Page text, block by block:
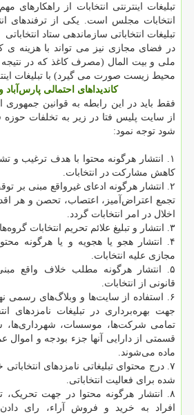
تبلیغات اینترنتی انتخابات از راهکارهای
انتخابات مجلس است. یکی از ترفندهای
تبلیغات انتخاباتی سازماندهی ستاد
در فضای مجازی نیز می تواند با هزینه ی
ملی و بیت المال (مصرف کاغذ که در
محیط زیست صورت می گیرد) با تبلیغات
کاندیداهای احتمالی پارس‌آباد
فقط باید در این رابطه به قوانین جمهوری
از سایت پلیس فتا در زیر به تخلفات
شود توجه نمود:
۱. انتشار هرگونه محتوا با هدف ترغیب و
کاهش مشارکت در انتخابات.
۲. انتشار هرگونه ادعای غیرواقع مبنی بر
تجمع اعتراض‌آمیز‌، اعتصاب‌، تحصن و هر
اخلال در امر انتخابات گردد.
۳. انتشار و تبلیغ علائم تحریم انتخابات گروه‌های ضد‌انقلاب و معاند.
۴. انتشار هجو یا هجویه و یا هرگونه
مجازی علیه انتخابات.
۵. انتشار هرگونه مطلب خلاف واقع
قانونی از انتخابات.
۶. استفاده از سایت‌ها و وبلاگ‌های رسمی
جهت بهره‌برداری در تبلیغات نامزدهای
تمامی شرکت‌ها‌، موسسات‌، شهرداری‌ها‌،
قسمتی از دارایی آنها جزء بودجه و
ماده می‌شوند.
۷. درج محتوای تبلیغاتی نامزدهای
شده برای فعالیت انتخاباتی.
۸. انتشار هرگونه محتوا در جهت تحریک‌،
افراد به خرید و فروش آراء‌، رای